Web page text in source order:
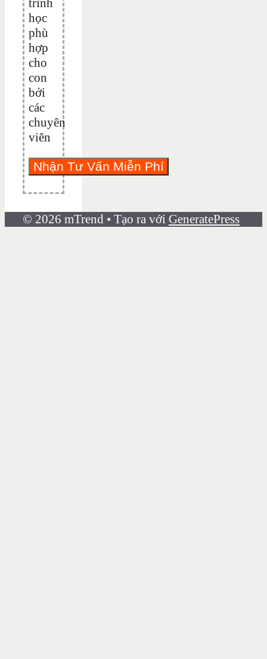
học
phù
hợp
cho
con
bởi
các
chuyên
viên
© 2026 mTrend • Tạo ra với GeneratePress